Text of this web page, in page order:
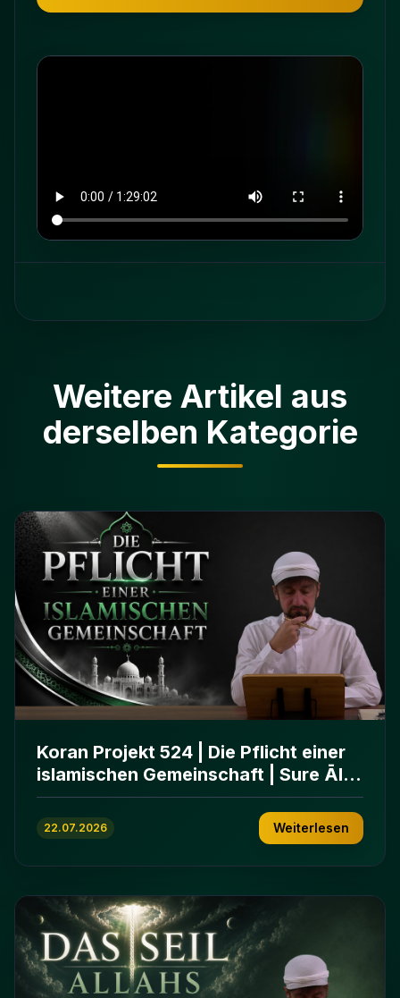
Weitere Artikel aus
derselben Kategorie
Koran Projekt 524 | Die Pflicht einer
islamischen Gemeinschaft | Sure Āl
ʿImrān 103-112
22.07.2026 Weiterlesen